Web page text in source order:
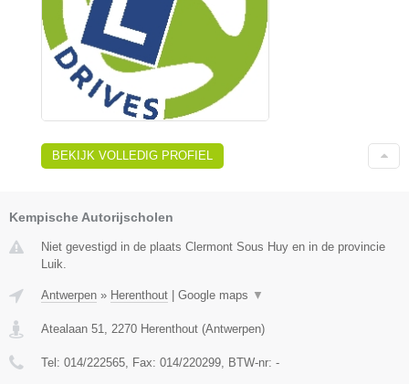
BEKIJK VOLLEDIG PROFIEL
Kempische Autorijscholen
Niet gevestigd in de plaats Clermont Sous Huy en in de provincie
Luik.
Antwerpen » Herenthout | Google maps ▼
Atealaan 51 2270 Herenthout (Antwerpen)
Tel: 014/222565 , Fax: 014/220299 , BTW-nr: -